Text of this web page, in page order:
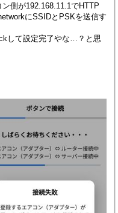
側が192.168.11.1でHTTP
にSSIDとPSKを送信す
して設定完了やな…？と思